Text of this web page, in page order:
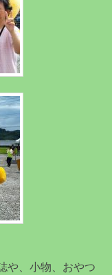
や、小物、おやつ